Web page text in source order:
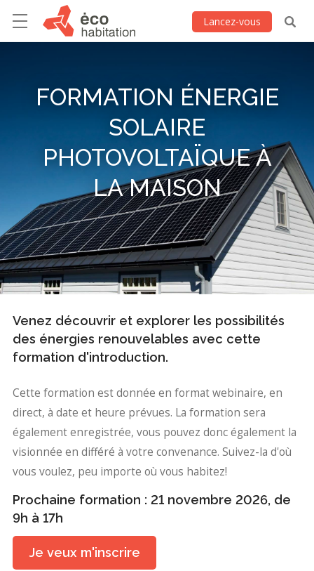
Lancez-vous
FORMATION ÉNERGIE
SOLAIRE
PHOTOVOLTAÏQUE À
LA MAISON
Venez découvrir et explorer les possibilités
des énergies renouvelables avec cette
formation d'introduction.
Cette formation est donnée en format webinaire, en
direct, à date et heure prévues. La formation sera
également enregistrée, vous pouvez donc également la
visionnée en différé à votre convenance. Suivez-la d'où
vous voulez, peu importe où vous habitez!
Prochaine formation : 21 novembre 2026, de
9h à 17h
Je veux m'inscrire